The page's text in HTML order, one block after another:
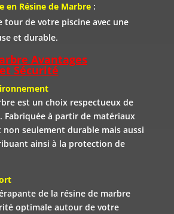
en Résine de Marbre:
tour de votre piscine avec une
et durable.
Avantages
Sécurité
est un choix respectueux de
Fabriquée à partir de matériaux
seulement durable mais aussi
ainsi à la protection de
de la résine de marbre
optimale autour de votre